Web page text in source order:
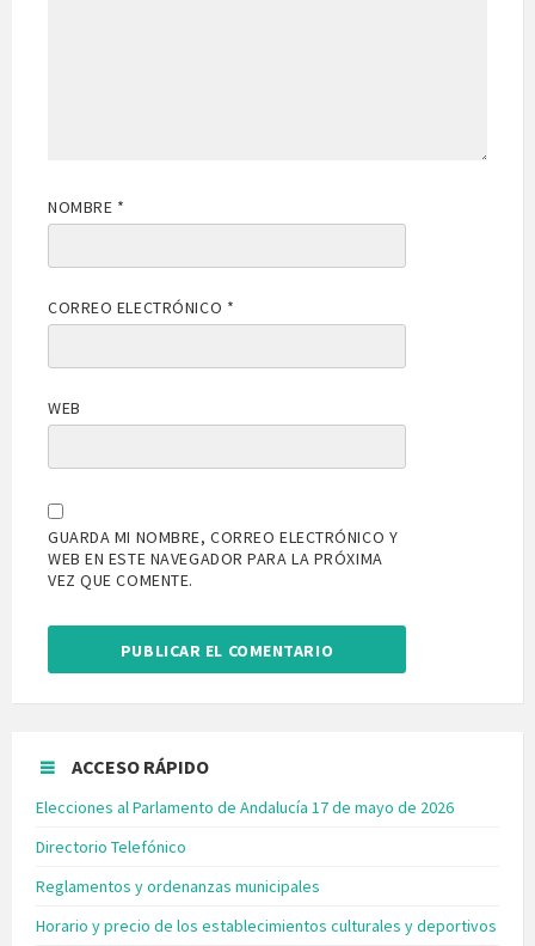
NOMBRE *
CORREO ELECTRÓNICO *
WEB
GUARDA MI NOMBRE, CORREO ELECTRÓNICO Y
WEB EN ESTE NAVEGADOR PARA LA PRÓXIMA
VEZ QUE COMENTE.
ACCESO RÁPIDO
Elecciones al Parlamento de Andalucía 17 de mayo de 2026
Directorio Telefónico
Reglamentos y ordenanzas municipales
Horario y precio de los establecimientos culturales y deportivos